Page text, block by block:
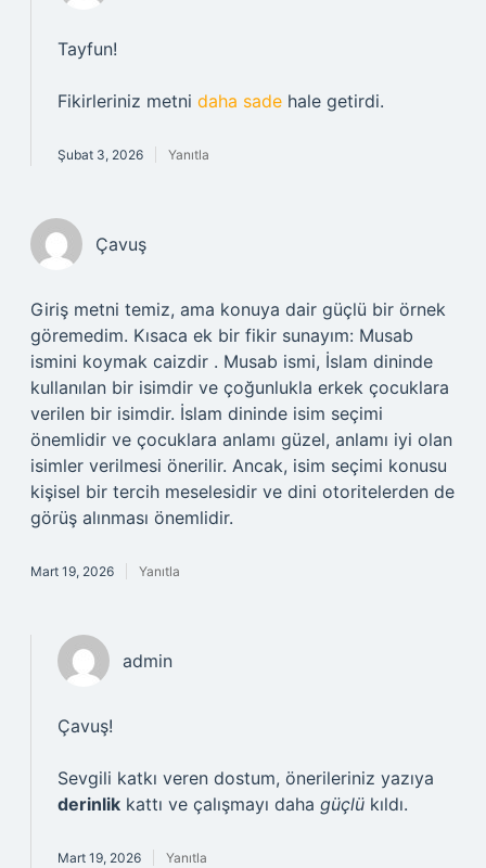
Tayfun!
Fikirleriniz metni daha sade hale getirdi.
Şubat 3, 2026 Yanıtla
Çavuş
Giriş metni temiz, ama konuya dair güçlü bir örnek
göremedim. Kısaca ek bir fikir sunayım: Musab
ismini koymak caizdir . Musab ismi, İslam dininde
kullanılan bir isimdir ve çoğunlukla erkek çocuklara
verilen bir isimdir. İslam dininde isim seçimi
önemlidir ve çocuklara anlamı güzel, anlamı iyi olan
isimler verilmesi önerilir. Ancak, isim seçimi konusu
kişisel bir tercih meselesidir ve dini otoritelerden de
görüş alınması önemlidir.
Mart 19, 2026 Yanıtla
admin
Çavuş!
Sevgili katkı veren dostum, önerileriniz yazıya
derinlik kattı ve çalışmayı daha güçlü kıldı.
Mart 19, 2026 Yanıtla